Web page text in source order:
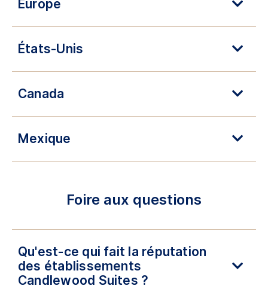
Europe
États-Unis
Canada
Mexique
Foire aux questions
Qu'est-ce qui fait la réputation
des établissements
Candlewood Suites ?